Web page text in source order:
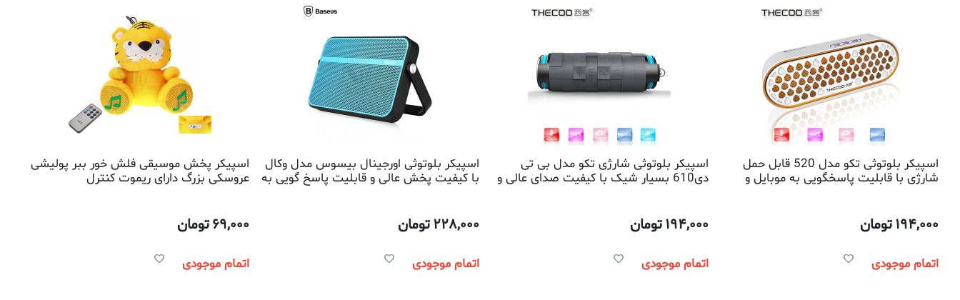
اسپیکر بلوتوثی تکو مدل 520 قابل حمل
شارژی با قابلیت پاسخگویی به موبایل و
194,000تومان
اتمام موجودی
اسپیکر بلوتوثی شارژی تکو مدل بی تی
دی610 بسیار شیک با کیفیت صدای عالی و
194,000تومان
اتمام موجودی
اسپیکر بلوتوثی اورجینال بیسوس مدل وکال
با کیفیت پخش عالی و قابلیت پاسخ گویی به
228,000تومان
اتمام موجودی
اسپیکر پخش موسیقی فلش خور ببر پولیشی
عروسکی بزرگ دارای ریموت کنترل
69,000تومان
اتمام موجودی